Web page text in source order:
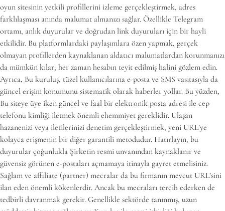
oyun sitesinin yetkili profillerini izleme gerçekleştirmek, adres
farklılaşması anında malumat almanızı sağlar. Özellikle Telegram
ortamı, anlık duyurular ve doğrudan link duyuruları için bir hayli
etkilidir. Bu platformlardaki paylaşımlara özen yapmak, gerçek
olmayan profillerden kaynaklanan aldatıcı malumatlardan korunmanızı
da mümkün kılar; her zaman hesabın teyit edilmiş halini gözlem edin.
Ayrıca, Bu kuruluş, tüzel kullanıcılarına e-posta ve SMS vasıtasıyla da
güncel erişim konumunu sistematik olarak haberler yollar. Bu yüzden,
Bu siteye üye iken güncel ve faal bir elektronik posta adresi ile cep
telefonu kimliği iletmek önemli ehemmiyet gereklidir. Ulaşan
hazanenizi veya iletilerinizi denetim gerçekleştirmek, yeni URL’ye
kolayca erişmenin bir diğer garantili metodudur. Hatırlayın, bu
duyurular çoğunlukla Şirketin resmi unvanından kaynaklanır ve
güvensiz görünen e-postaları açmamaya itinayla gayret etmelisiniz.
Sağlam ve affiliate (partner) mecralar da bu firmanın mevcut URL’sini
ilan eden önemli kökenlerdir. Ancak bu mecraları tercih ederken de
tedbirli davranmak gerekir. Genellikle sektörde tanınmış, uzun